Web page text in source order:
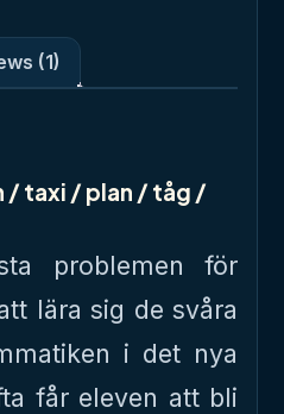
(1)
/ taxi / plan / tåg /
problemen för
lära sig de svåra
i det nya
får eleven att bli